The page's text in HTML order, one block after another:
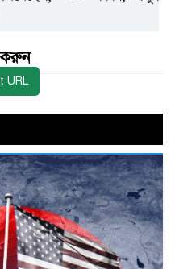
করুন
URL